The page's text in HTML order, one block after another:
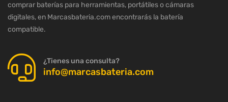
comprar baterías para herramientas, portátiles o cámaras
digitales, en Marcasbateria.com encontrarás la batería
compatible.
¿Tienes una consulta?
info@marcasbateria.com